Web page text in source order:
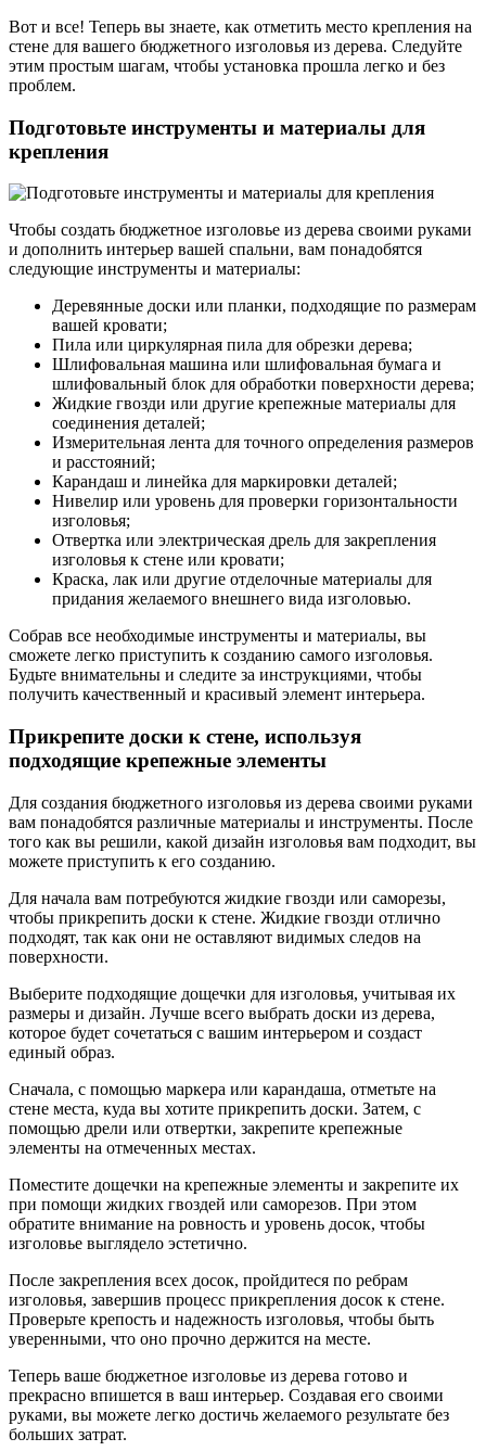
Вот и все! Теперь вы знаете, как отметить место крепления на
стене для вашего бюджетного изголовья из дерева. Следуйте
этим простым шагам, чтобы установка прошла легко и без
проблем.
Подготовьте инструменты и материалы для
крепления
Чтобы создать бюджетное изголовье из дерева своими руками
и дополнить интерьер вашей спальни, вам понадобятся
следующие инструменты и материалы:
Деревянные доски или планки, подходящие по размерам
вашей кровати;
Пила или циркулярная пила для обрезки дерева;
Шлифовальная машина или шлифовальная бумага и
шлифовальный блок для обработки поверхности дерева;
Жидкие гвозди или другие крепежные материалы для
соединения деталей;
Измерительная лента для точного определения размеров
и расстояний;
Карандаш и линейка для маркировки деталей;
Нивелир или уровень для проверки горизонтальности
изголовья;
Отвертка или электрическая дрель для закрепления
изголовья к стене или кровати;
Краска, лак или другие отделочные материалы для
придания желаемого внешнего вида изголовью.
Собрав все необходимые инструменты и материалы, вы
сможете легко приступить к созданию самого изголовья.
Будьте внимательны и следите за инструкциями, чтобы
получить качественный и красивый элемент интерьера.
Прикрепите доски к стене, используя
подходящие крепежные элементы
Для создания бюджетного изголовья из дерева своими руками
вам понадобятся различные материалы и инструменты. После
того как вы решили, какой дизайн изголовья вам подходит, вы
можете приступить к его созданию.
Для начала вам потребуются жидкие гвозди или саморезы,
чтобы прикрепить доски к стене. Жидкие гвозди отлично
подходят, так как они не оставляют видимых следов на
поверхности.
Выберите подходящие дощечки для изголовья, учитывая их
размеры и дизайн. Лучше всего выбрать доски из дерева,
которое будет сочетаться с вашим интерьером и создаст
единый образ.
Сначала, с помощью маркера или карандаша, отметьте на
стене места, куда вы хотите прикрепить доски. Затем, с
помощью дрели или отвертки, закрепите крепежные
элементы на отмеченных местах.
Поместите дощечки на крепежные элементы и закрепите их
при помощи жидких гвоздей или саморезов. При этом
обратите внимание на ровность и уровень досок, чтобы
изголовье выглядело эстетично.
После закрепления всех досок, пройдитеся по ребрам
изголовья, завершив процесс прикрепления досок к стене.
Проверьте крепость и надежность изголовья, чтобы быть
уверенными, что оно прочно держится на месте.
Теперь ваше бюджетное изголовье из дерева готово и
прекрасно впишется в ваш интерьер. Создавая его своими
руками, вы можете легко достичь желаемого результате без
больших затрат.